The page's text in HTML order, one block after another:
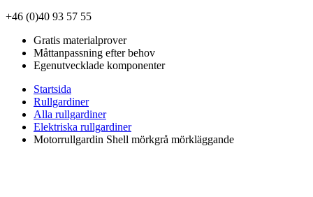
+46 (0)40 93 57 55
Gratis materialprover
Måttanpassning efter behov
Egenutvecklade komponenter
Startsida
Rullgardiner
Alla rullgardiner
Elektriska rullgardiner
Motorrullgardin Shell mörkgrå mörkläggande